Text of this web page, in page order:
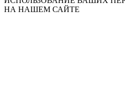
НА НАШЕМ САЙТЕ